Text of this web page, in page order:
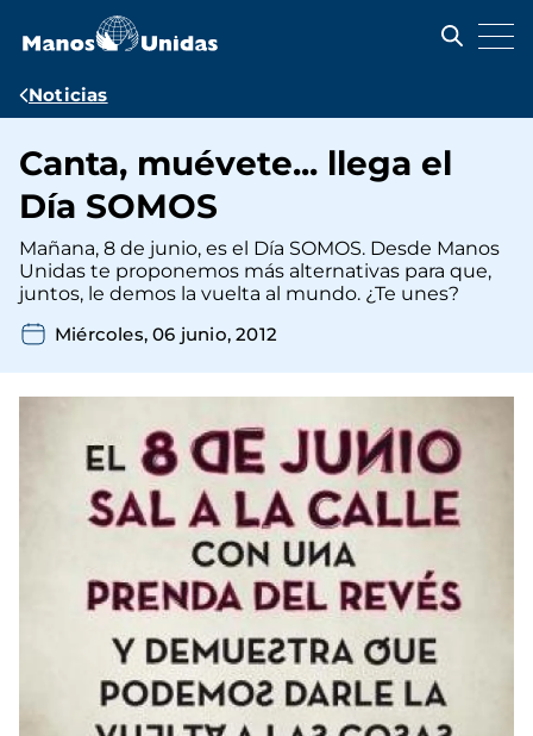
contenido
Ruta
navegación
Noticias
Canta, muévete... llega el
Día SOMOS
Mañana, 8 de junio, es el Día SOMOS. Desde Manos
Unidas te proponemos más alternativas para que,
juntos, le demos la vuelta al mundo. ¿Te unes?
Miércoles, 06 junio, 2012